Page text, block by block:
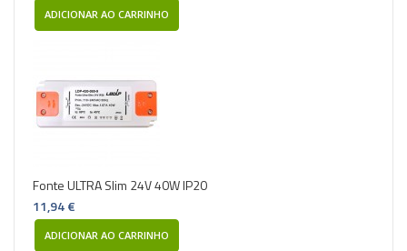
ADICIONAR AO CARRINHO
Fonte ULTRA Slim 24V 40W IP20
11,94 €
ADICIONAR AO CARRINHO